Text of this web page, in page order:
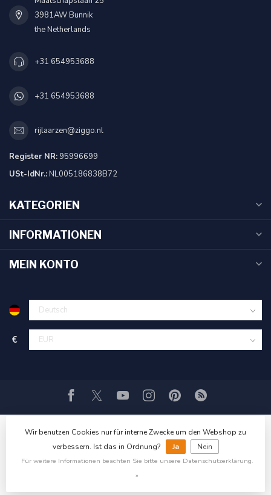
3981AW Bunnik
the Netherlands
+31 654953688
+31 654953688
rijlaarzen@ziggo.nl
Register NR:95996699
USt-IdNr.:NL005186838B72
KATEGORIEN
INFORMATIONEN
MEIN KONTO
€
Wir benutzen Cookies nur für interne Zwecke um den Webshop zu
verbessern. Ist das in Ordnung?
Ja Nein
Für weitere Informationen beachten Sie bitte unsere Datenschutzerklärung.
»